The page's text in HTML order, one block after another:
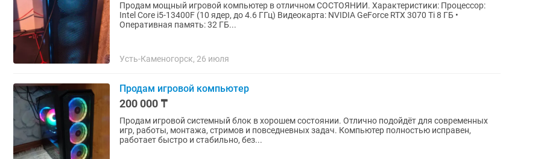
Продам мощный игровой компьютер в отличном СОСТОЯНИИ. Характеристики: Процессор:
Intel Core i5-13400F (10 ядер, до 4.6 ГГц) Видеокарта: NVIDIA GeForce RTX 3070 Ті 8 ГБ •
Оперативная память: 32 ГБ...
Усть-Каменогорск, 26 июля
Продам игровой компьютер
200 000 ₸
Продам игровой системный блок в хорошем состоянии. Отлично подойдёт для современных
игр, работы, монтажа, стримов и повседневных задач. Компьютер полностью исправен,
работает быстро и стабильно, без...